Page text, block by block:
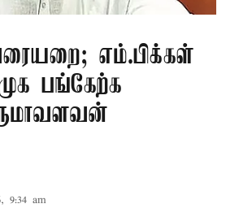
எம்.பிக்கள்
பங்கேற்க
9:34 am